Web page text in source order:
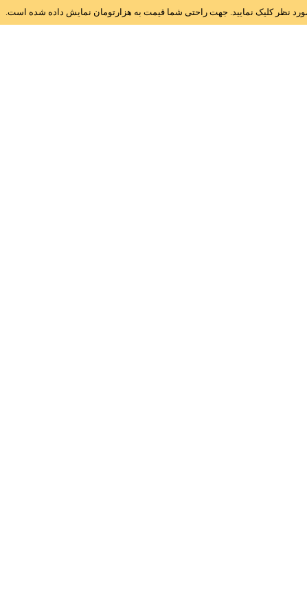
مورد نظر کلیک نمایید. جهت راحتی شما قیمت به هزارتومان نمایش داده شده است.